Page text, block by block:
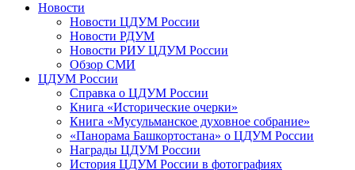
Новости
Новости ЦДУМ России
Новости РДУМ
Новости РИУ ЦДУМ России
Обзор СМИ
ЦДУМ России
Справка о ЦДУМ России
Книга «Исторические очерки»
Книга «Мусульманское духовное собрание»
«Панорама Башкортостана» о ЦДУМ России
Награды ЦДУМ России
История ЦДУМ России в фотографиях